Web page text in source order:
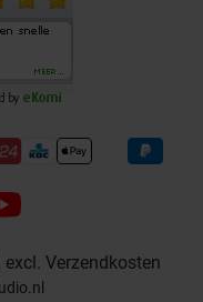
Verzendkosten